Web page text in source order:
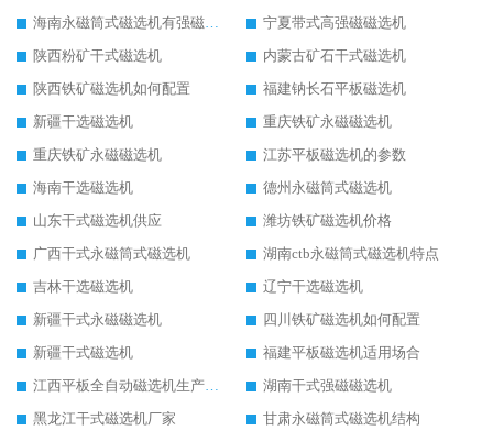
海南永磁筒式磁选机有强磁的吗
宁夏带式高强磁磁选机
陕西粉矿干式磁选机
内蒙古矿石干式磁选机
陕西铁矿磁选机如何配置
福建钠长石平板磁选机
新疆干选磁选机
重庆铁矿永磁磁选机
重庆铁矿永磁磁选机
江苏平板磁选机的参数
海南干选磁选机
德州永磁筒式磁选机
山东干式磁选机供应
潍坊铁矿磁选机价格
广西干式永磁筒式磁选机
湖南ctb永磁筒式磁选机特点
吉林干选磁选机
辽宁干选磁选机
新疆干式永磁磁选机
四川铁矿磁选机如何配置
新疆干式磁选机
福建平板磁选机适用场合
江西平板全自动磁选机生产厂家
湖南干式强磁磁选机
黑龙江干式磁选机厂家
甘肃永磁筒式磁选机结构